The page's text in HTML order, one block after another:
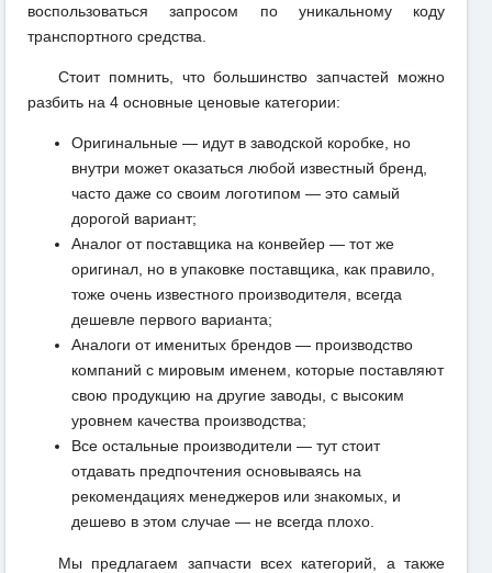
воспользоваться запросом по уникальному коду
транспортного средства.
Стоит помнить, что большинство запчастей можно
разбить на 4 основные ценовые категории:
Оригинальные — идут в заводской коробке, но
внутри может оказаться любой известный бренд,
часто даже со своим логотипом — это самый
дорогой вариант;
Аналог от поставщика на конвейер — тот же
оригинал, но в упаковке поставщика, как правило,
тоже очень известного производителя, всегда
дешевле первого варианта;
Аналоги от именитых брендов — производство
компаний с мировым именем, которые поставляют
свою продукцию на другие заводы, с высоким
уровнем качества производства;
Все остальные производители — тут стоит
отдавать предпочтения основываясь на
рекомендациях менеджеров или знакомых, и
дешево в этом случае — не всегда плохо.
Мы предлагаем запчасти всех категорий, а также